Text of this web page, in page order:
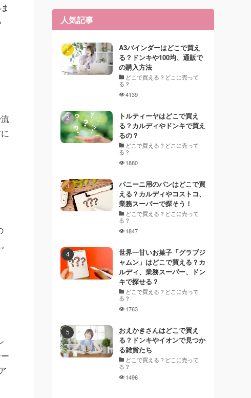
人気記事
A3バインダーはどこで買え
る？ドンキや100均、通販で
の購入方法
どこで買える？どこに売って
る？
4139
トルティーヤはどこで買え
る？カルディやドンキで買え
るの？
どこで買える？どこに売って
る？
1880
パニーニ用のパンはどこで買
える？カルディやコストコ、
業務スーパーで探そう！
どこで買える？どこに売って
る？
1847
世界一甘いお菓子「グラブジ
ャムン」はどこで買える？カ
ルディ、業務スーパー、ドン
キで探せる？
どこで買える？どこに売って
る？
1763
おえかきさんはどこで買え
る？ドンキやイオンで見つか
る雑貨たち
どこで買える？どこに売って
る？
1496